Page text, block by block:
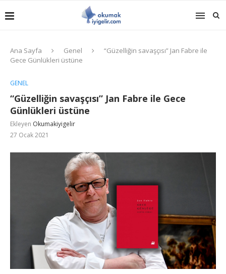
Ana Sayfa Genel
“Güzelliğin savaşçısı” Jan Fabre ile
Gece Günlükleri üstüne
GENEL
“Güzelliğin savaşçısı” Jan Fabre ile Gece
Günlükleri üstüne
Ekleyen Okumakiyigelir
27 Ocak 2021